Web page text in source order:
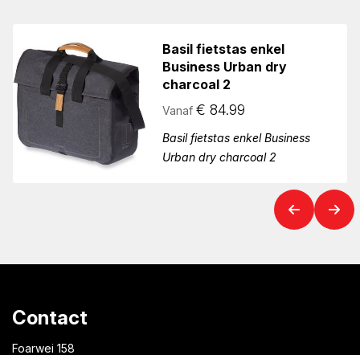
Basil fietstas enkel
Business Urban dry
charcoal 2
Vanaf € 84.99
Basil fietstas enkel Business
Urban dry charcoal 2
Contact
Foarwei 158